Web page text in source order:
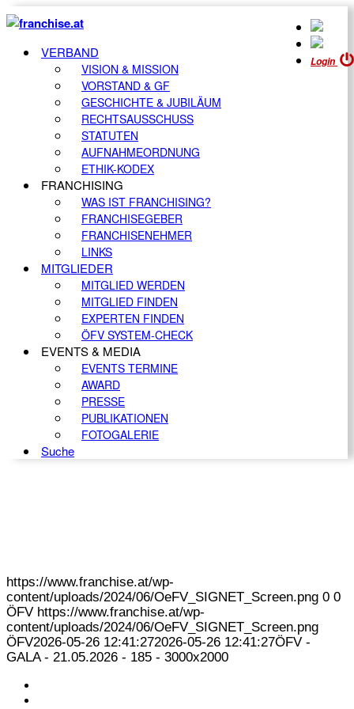
Login
VERBAND
VISION & MISSION
VORSTAND & GF
GESCHICHTE & JUBILÄUM
RECHTSAUSSCHUSS
STATUTEN
AUFNAHMEORDNUNG
ETHIK-KODEX
FRANCHISING
WAS IST FRANCHISING?
FRANCHISEGEBER
FRANCHISENEHMER
LINKS
MITGLIEDER
MITGLIED WERDEN
MITGLIED FINDEN
EXPERTEN FINDEN
ÖFV SYSTEM-CHECK
EVENTS & MEDIA
EVENTS TERMINE
AWARD
PRESSE
PUBLIKATIONEN
FOTOGALERIE
Suche
https://www.franchise.at/wp-
content/uploads/2024/06/OeFV_SIGNET_Screen.png 0 0
ÖFV https://www.franchise.at/wp-
content/uploads/2024/06/OeFV_SIGNET_Screen.png
ÖFV2026-05-26 12:41:272026-05-26 12:41:27ÖFV -
GALA - 21.05.2026 - 185 - 3000x2000